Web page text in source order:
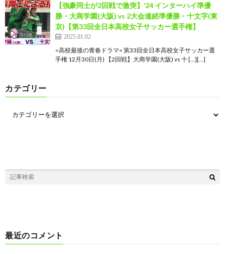
【強豪同士が2回戦で激突】’24 インターハイ準優
勝・大商学園(大阪) vs 2大会連続準優勝・十文字(東
京)【第33回全日本高校女子サッカー選手権】
2025.01.02
=高校最後の青春ドラマ= 第33回全日本高校女子サッカー選
手権 12月30日(月) 【2回戦】大商学園(大阪) vs 十 […][…]
カテゴリー
最近のコメント